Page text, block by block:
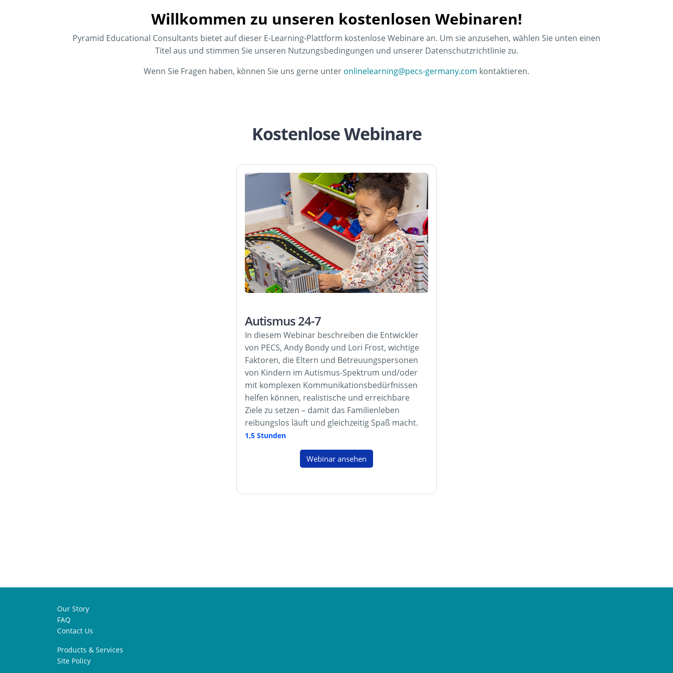
Willkommen zu unseren kostenlosen Webinaren!
Pyramid Educational Consultants bietet auf dieser E-Learning-Plattform kostenlose Webinare an. Um sie anzusehen, wählen Sie unten einen
Titel aus und stimmen Sie unseren Nutzungsbedingungen und unserer Datenschutzrichtlinie zu.
Wenn Sie Fragen haben, können Sie uns gerne unter onlinelearning@pecs-germany.com kontaktieren.
Kostenlose Webinare
Autismus 24-7
In diesem Webinar beschreiben die Entwickler
von PECS, Andy Bondy und Lori Frost, wichtige
Faktoren, die Eltern und Betreuungspersonen
von Kindern im Autismus-Spektrum und/oder
mit komplexen Kommunikationsbedürfnissen
helfen können, realistische und erreichbare
Ziele zu setzen – damit das Familienleben
reibungslos läuft und gleichzeitig Spaß macht.
1,5 Stunden
Webinar ansehen
Our Story
FAQ
Contact Us
Products & Services
Site Policy